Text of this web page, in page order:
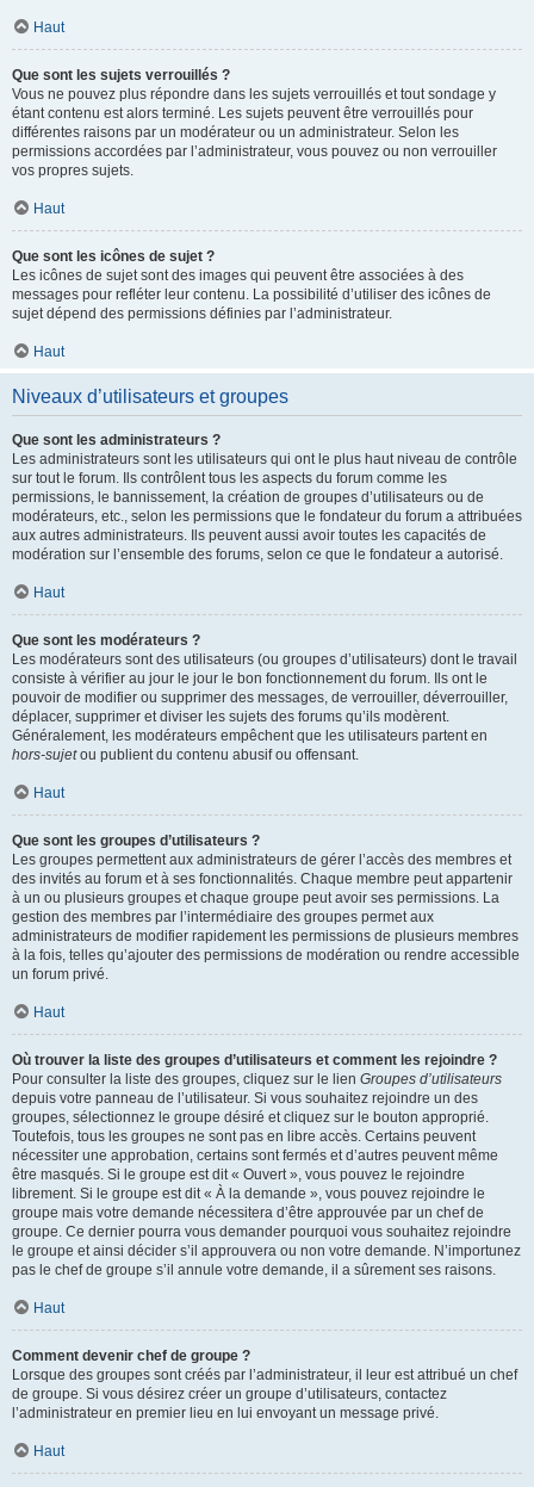
Haut
Que sont les sujets verrouillés ?
Vous ne pouvez plus répondre dans les sujets verrouillés et tout sondage y
étant contenu est alors terminé. Les sujets peuvent être verrouillés pour
différentes raisons par un modérateur ou un administrateur. Selon les
permissions accordées par l’administrateur, vous pouvez ou non verrouiller
vos propres sujets.
Haut
Que sont les icônes de sujet ?
Les icônes de sujet sont des images qui peuvent être associées à des
messages pour refléter leur contenu. La possibilité d’utiliser des icônes de
sujet dépend des permissions définies par l’administrateur.
Haut
Niveaux d’utilisateurs et groupes
Que sont les administrateurs ?
Les administrateurs sont les utilisateurs qui ont le plus haut niveau de contrôle
sur tout le forum. Ils contrôlent tous les aspects du forum comme les
permissions, le bannissement, la création de groupes d’utilisateurs ou de
modérateurs, etc., selon les permissions que le fondateur du forum a attribuées
aux autres administrateurs. Ils peuvent aussi avoir toutes les capacités de
modération sur l’ensemble des forums, selon ce que le fondateur a autorisé.
Haut
Que sont les modérateurs ?
Les modérateurs sont des utilisateurs (ou groupes d’utilisateurs) dont le travail
consiste à vérifier au jour le jour le bon fonctionnement du forum. Ils ont le
pouvoir de modifier ou supprimer des messages, de verrouiller, déverrouiller,
déplacer, supprimer et diviser les sujets des forums qu’ils modèrent.
Généralement, les modérateurs empêchent que les utilisateurs partent en
hors-sujetou publient du contenu abusif ou offensant.
Haut
Que sont les groupes d’utilisateurs ?
Les groupes permettent aux administrateurs de gérer l’accès des membres et
des invités au forum et à ses fonctionnalités. Chaque membre peut appartenir
à un ou plusieurs groupes et chaque groupe peut avoir ses permissions. La
gestion des membres par l’intermédiaire des groupes permet aux
administrateurs de modifier rapidement les permissions de plusieurs membres
à la fois, telles qu’ajouter des permissions de modération ou rendre accessible
un forum privé.
Haut
Où trouver la liste des groupes d’utilisateurs et comment les rejoindre ?
Pour consulter la liste des groupes, cliquez sur le lien Groupes d’utilisateurs
depuis votre panneau de l’utilisateur. Si vous souhaitez rejoindre un des
groupes, sélectionnez le groupe désiré et cliquez sur le bouton approprié.
Toutefois, tous les groupes ne sont pas en libre accès. Certains peuvent
nécessiter une approbation, certains sont fermés et d’autres peuvent même
être masqués. Si le groupe est dit « Ouvert », vous pouvez le rejoindre
librement. Si le groupe est dit « À la demande », vous pouvez rejoindre le
groupe mais votre demande nécessitera d’être approuvée par un chef de
groupe. Ce dernier pourra vous demander pourquoi vous souhaitez rejoindre
le groupe et ainsi décider s’il approuvera ou non votre demande. N’importunez
pas le chef de groupe s’il annule votre demande, il a sûrement ses raisons.
Haut
Comment devenir chef de groupe ?
Lorsque des groupes sont créés par l’administrateur, il leur est attribué un chef
de groupe. Si vous désirez créer un groupe d’utilisateurs, contactez
l’administrateur en premier lieu en lui envoyant un message privé.
Haut